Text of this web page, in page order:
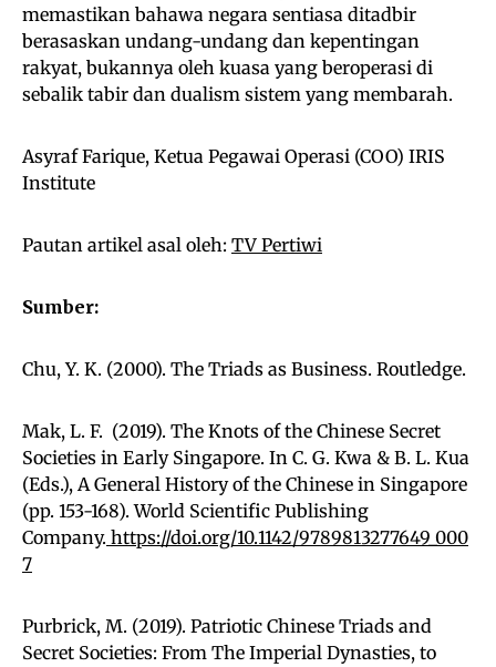
memastikan bahawa negara sentiasa ditadbir
berasaskan undang-undang dan kepentingan
rakyat, bukannya oleh kuasa yang beroperasi di
sebalik tabir dan dualism sistem yang membarah.
Asyraf Farique, Ketua Pegawai Operasi (COO) IRIS
Institute
Pautan artikel asal oleh: TV Pertiwi
Sumber:
Chu, Y. K. (2000). The Triads as Business. Routledge.
Mak, L. F. (2019). The Knots of the Chinese Secret
Societies in Early Singapore. In C. G. Kwa & B. L. Kua
(Eds.), A General History of the Chinese in Singapore
(pp. 153-168). World Scientific Publishing
Company. https://doi.org/10.1142/9789813277649_000
7
Purbrick, M. (2019). Patriotic Chinese Triads and
Secret Societies: From The Imperial Dynasties, to